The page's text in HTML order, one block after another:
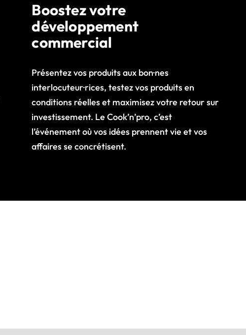
Boostez votre
développement
commercial
Présentez vos produits aux bon·nes
interlocuteur·rices, testez vos produits en
conditions réelles et maximisez votre retour sur
investissement. Le Cook’n’pro, c’est
l’événement où vos idées prennent vie et vos
affaires se concrétisent.